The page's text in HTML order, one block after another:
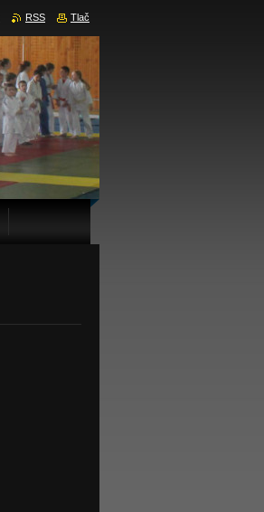
RSS Tlač